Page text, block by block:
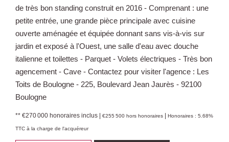
de très bon standing construit en 2016 - Comprenant : une
petite entrée, une grande pièce principale avec cuisine
ouverte aménagée et équipée donnant sans vis-à-vis sur
jardin et exposé à l'Ouest, une salle d'eau avec douche
italienne et toilettes - Parquet - Volets électriques - Très bon
agencement - Cave - Contactez pour visiter l'agence : Les
Toits de Boulogne - 225, Boulevard Jean Jaurès - 92100
Boulogne
** €270 000 honoraires inclus | €255 500 hors honoraires | Honoraires : 5.68%
TTC à la charge de l'acquéreur